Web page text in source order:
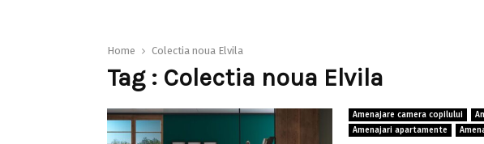
Home Colectia noua Elvila
Tag : Colectia noua Elvila
Amenajare camera copilului
Amenajari apartamente